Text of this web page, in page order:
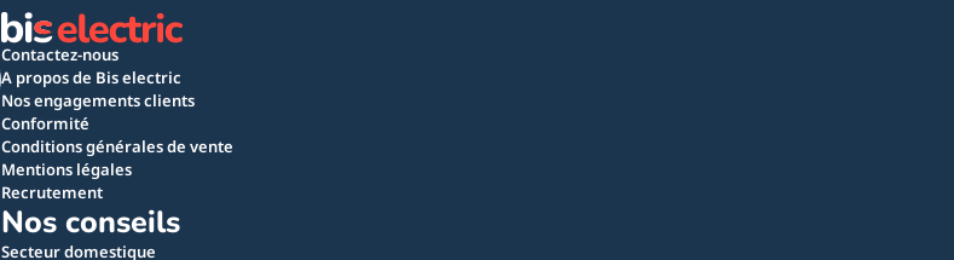
Contactez-nous
A propos de Bis electric
Nos engagements clients
Conformité
Conditions générales de vente
Mentions légales
Recrutement
Nos conseils
Secteur domestique